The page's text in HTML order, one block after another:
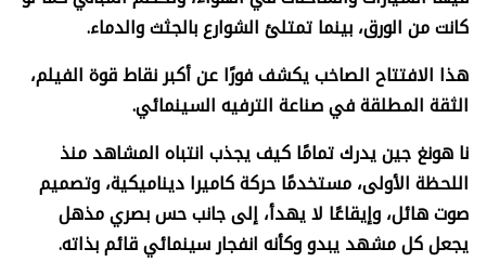
كانت من الورق، بينما تمتلئ الشوارع بالجثث والدماء.
هذا الافتتاح الصاخب يكشف فورًا عن أكبر نقاط قوة الفيلم،
الثقة المطلقة في صناعة الترفيه السينمائي.
نا هونغ جين يدرك تمامًا كيف يجذب انتباه المشاهد منذ
اللحظة الأولى، مستخدمًا حركة كاميرا ديناميكية، وتصميم
صوت هائل، وإيقاعًا لا يهدأ، إلى جانب حس بصري مذهل
يجعل كل مشهد يبدو وكأنه انفجار سينمائي قائم بذاته.